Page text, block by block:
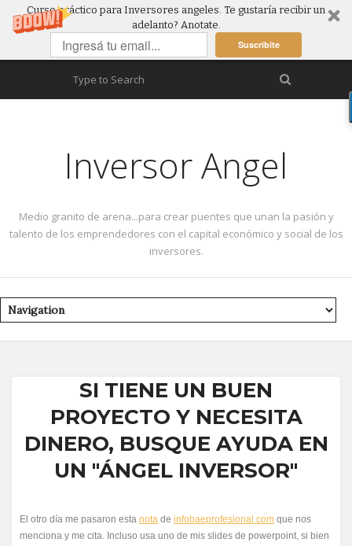
Curso práctico para Inversores angeles. Te gustaría recibir un
adelanto? Anotate.
Suscribite
Inversor Angel
Medio granito de arena...para crear puentes que unan la pasión y
talento de los emprendedores con el capital económico y social de los
inversores.
SI TIENE UN BUEN
PROYECTO Y NECESITA
DINERO, BUSQUE AYUDA EN
UN "ÁNGEL INVERSOR"
El otro día me pasaron esta nota de infobaeprofesional.com que nos
menciona y me cita. Incluso usa uno de mis slides de powerpoint, si bien